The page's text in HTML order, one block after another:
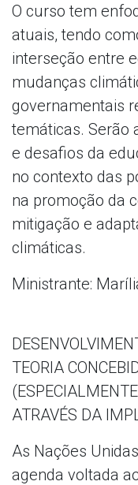
O curso tem
atuais, tendo
interseção entre
mudanças
governamentais
temáticas. Serão
e desafios da
no contexto das
na promoção da
mitigação e
climáticas.
Ministrante:
TEORIA
ATRAVÉS DA
As Nações
agenda voltada